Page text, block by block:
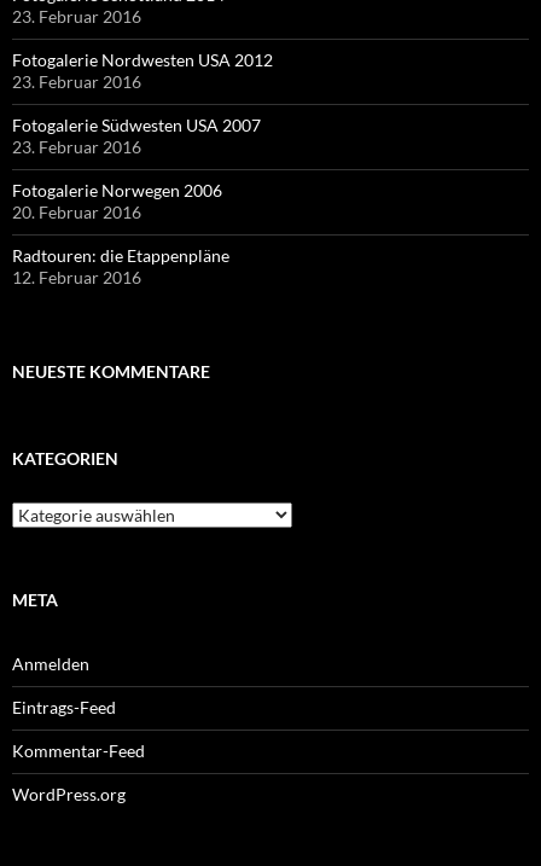
23. Februar 2016
Fotogalerie Nordwesten USA 2012
23. Februar 2016
Fotogalerie Südwesten USA 2007
23. Februar 2016
Fotogalerie Norwegen 2006
20. Februar 2016
Radtouren: die Etappenpläne
12. Februar 2016
NEUESTE KOMMENTARE
KATEGORIEN
Kategorien
META
Anmelden
Eintrags-Feed
Kommentar-Feed
WordPress.org